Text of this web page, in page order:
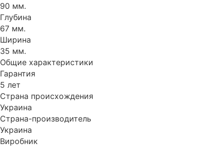
90 мм.
Глубина
67 мм.
Ширина
35 мм.
Общие характеристики
Гарантия
5 лет
Страна происхождения
Украина
Страна-производитель
Украина
Виробник